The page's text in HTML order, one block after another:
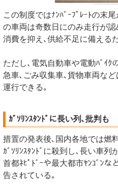
この制度ではﾅﾝﾊﾞｰﾌﾟﾚｰﾄの末
の車両は奇数日にのみ走行が
消費を抑え､供給不足に備える
ただし､電気自動車や電動ﾊﾞｲｸ
急車､ごみ収集車､貨物車両な
運行できる｡
ｶﾞｿﾘﾝｽﾀﾝﾄﾞに長い列､批判も
措置の発表後､国内各地では燃
ｶﾞｿﾘﾝｽﾀﾝﾄﾞに殺到し､長い車列
首都ﾈﾋﾟﾄﾞｰや最大都市ﾔﾝｺﾞﾝな
告されている｡